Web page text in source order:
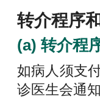
转介程序
(a) 转介程
如病人须支
诊医生会通